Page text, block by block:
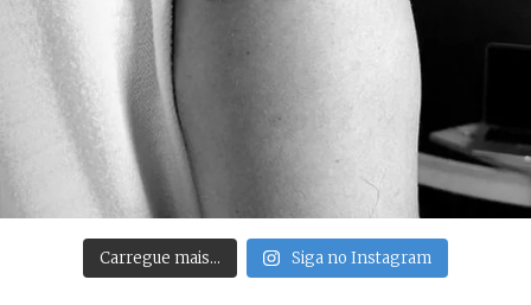
Carregue mais… Siga no Instagram